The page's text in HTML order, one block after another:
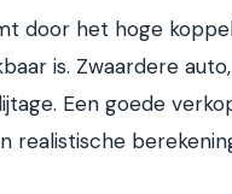
door het hoge
is. Zwaardere
Een goede
realistische